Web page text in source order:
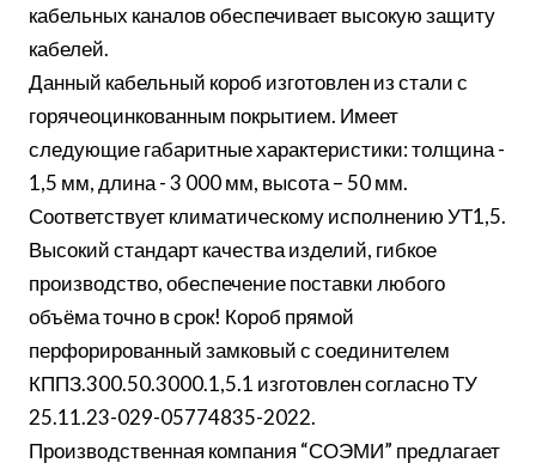
кабельных каналов обеспечивает высокую защиту
кабелей.
Данный кабельный короб изготовлен из стали с
горячеоцинкованным покрытием. Имеет
следующие габаритные характеристики: толщина -
1,5 мм, длина - 3 000 мм, высота – 50 мм.
Соответствует климатическому исполнению УТ1,5.
Высокий стандарт качества изделий, гибкое
производство, обеспечение поставки любого
объёма точно в срок! Короб прямой
перфорированный замковый с соединителем
КППЗ.300.50.3000.1,5.1 изготовлен согласно ТУ
25.11.23-029-05774835-2022.
Производственная компания “СОЭМИ” предлагает